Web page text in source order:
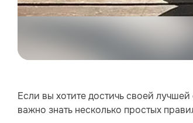
Если вы хотите достичь своей
важно знать несколько простых